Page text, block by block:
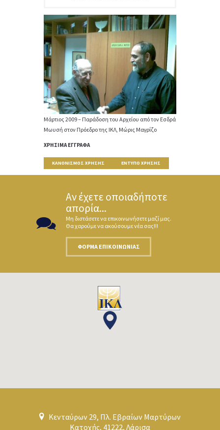
Μάρτιος 2009 – Παράδοση του Αρχείου από τον Εσδρά
Μωυσή στον Πρόεδρο της ΙΚΛ, Μώρις Μαγρίζο
ΧΡΉΣΙΜΑ ΈΓΓΡΑΦΑ
ΚΑΝΟΝΙΣΜΌΣ ΧΡΉΣΗΣ ΈΝΤΥΠΟ ΧΡΗΣΗΣ
Αν έχετε οποιαδήποτε
απορία...
Μη διστάσετε να επικοινωνήσετε μαζί μας.
Θα χαρούμε να ακούσουμε νέα σας!!!
ΦΌΡΜΑ ΕΠΙΚΟΙΝΩΝΊΑΣ
Κενταύρων 29, Πλ. Εβραίων Μαρτύρων
Κατοχής, 41222, Λάρισα